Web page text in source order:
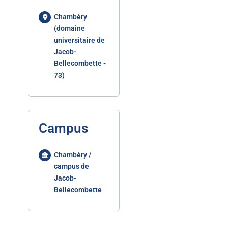
Chambéry
(domaine
universitaire de
Jacob-
Bellecombette -
73)
Campus
Chambéry /
campus de
Jacob-
Bellecombette